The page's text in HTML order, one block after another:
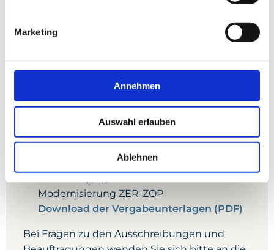
Marketing
Annehmen
Auswahl erlauben
Ablehnen
Aktuell keine Ausschreibungen vorhanden
Download der Ausschreibungsunterlagen
Beauftragungen:
Modernisierung ZER-ZOP
Download der Vergabeunterlagen (PDF)
Bei Fragen zu den Ausschreibungen und